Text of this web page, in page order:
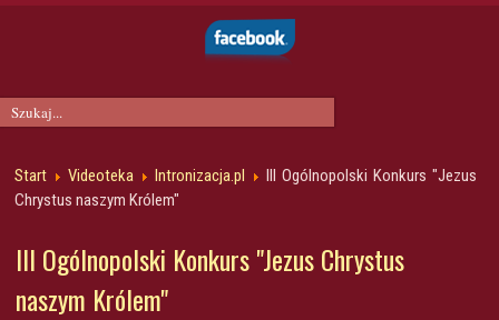
Start Videoteka Intronizacja.pl
III Ogólnopolski Konkurs "Jezus
Chrystus naszym Królem"
III Ogólnopolski Konkurs "Jezus Chrystus
naszym Królem"